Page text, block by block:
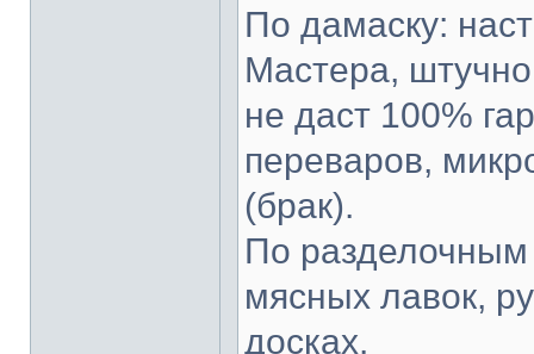
По дамаску:
Мастера,
не даст 100%
переваров,
(брак).
По разделочным
мясных лавок,
досках.